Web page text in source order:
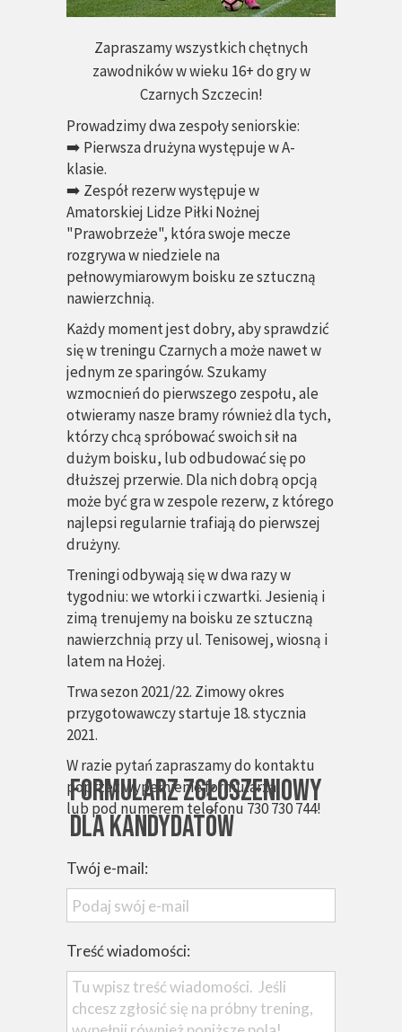
Formularz zgłoszeniowy
dla kandydatów
Twój e-mail:
Treść wiadomości:
Zapraszamy wszystkich chętnych
zawodników w wieku 16+ do gry w
Czarnych Szczecin!
Prowadzimy dwa zespoły seniorskie:
➡️ Pierwsza drużyna występuje w A-
klasie.
➡️ Zespół rezerw występuje w
Amatorskiej Lidze Piłki Nożnej
"Prawobrzeże", która swoje mecze
rozgrywa w niedziele na
pełnowymiarowym boisku ze sztuczną
nawierzchnią.
Każdy moment jest dobry, aby sprawdzić
się w treningu Czarnych a może nawet w
jednym ze sparingów. Szukamy
wzmocnień do pierwszego zespołu, ale
otwieramy nasze bramy również dla tych,
którzy chcą spróbować swoich sił na
dużym boisku, lub odbudować się po
dłuższej przerwie. Dla nich dobrą opcją
może być gra w zespole rezerw, z którego
najlepsi regularnie trafiają do pierwszej
drużyny.
Treningi odbywają się w dwa razy w
tygodniu: we wtorki i czwartki. Jesienią i
zimą trenujemy na boisku ze sztuczną
nawierzchnią przy ul. Tenisowej, wiosną i
latem na Hożej.
Trwa sezon 2021/22. Zimowy okres
przygotowawczy startuje 18. stycznia
2021.
W razie pytań zapraszamy do kontaktu
poprzez wypełnienie formularza
lub pod numerem telefonu 730 730 744!